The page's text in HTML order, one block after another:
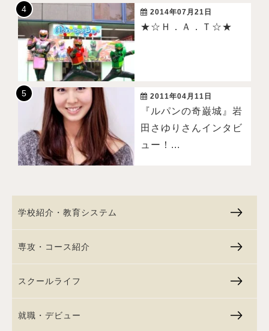
2014年07月21日
★☆Ｈ．Ａ．Ｔ☆★
2011年04月11日
『ルパンの奇巌城』岩
田さゆりさんインタビ
ュー！...
学校紹介・教育システム
専攻・コース紹介
スクールライフ
就職・デビュー